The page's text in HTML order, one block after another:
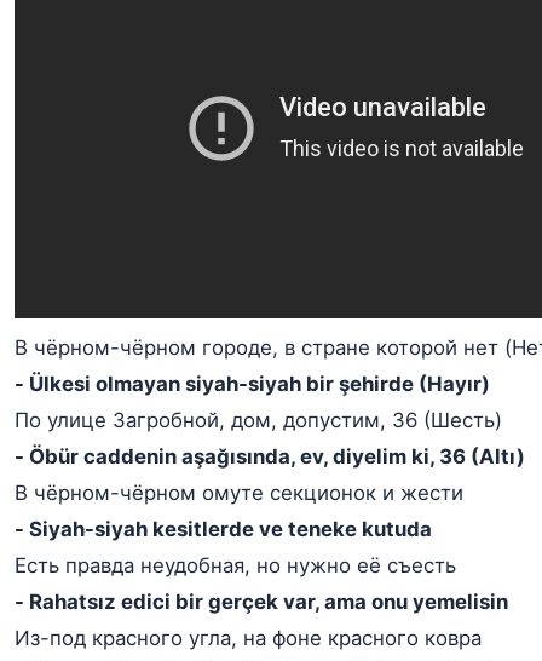
В чёрном-чёрном городе, в стране которой нет
- Ülkesi olmayan siyah-siyah bir şehirde (Hayır)
По улице Загробной, дом, допустим, 36 (Шесть)
- Öbür caddenin aşağısında, ev, diyelim ki, 36 (Altı)
В чёрном-чёрном омуте секционок и жести
- Siyah-siyah kesitlerde ve teneke kutuda
Есть правда неудобная, но нужно её съесть
- Rahatsız edici bir gerçek var, ama onu yemelisin
Из-под красного угла, на фоне красного ковра